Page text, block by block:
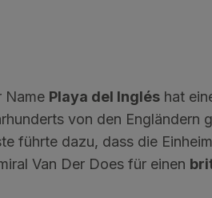
Name Playa del Inglés hat
von den Engländern
führte dazu, dass die
Van Der Does für einen